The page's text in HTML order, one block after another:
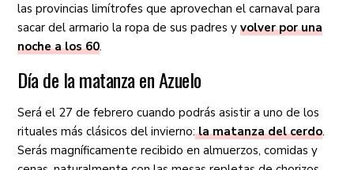
las provincias limítrofes que aprovechan el carnaval para
sacar del armario la ropa de sus padres yvolver por una
noche a los 60.
Día de la matanza en Azuelo
Será el 27 de febrero cuando podrás asistir a uno de los
rituales más clásicos del invierno:la matanza del cerdo.
Serás magníficamente recibido en almuerzos, comidas y